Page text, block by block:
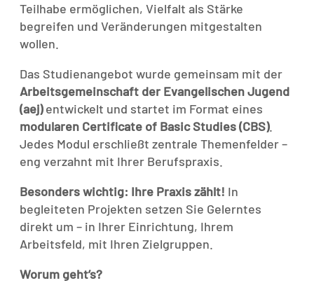
Teilhabe ermöglichen, Vielfalt als Stärke
begreifen und Veränderungen mitgestalten
wollen.
Das Studienangebot wurde gemeinsam mit der
Arbeitsgemeinschaft der Evangelischen Jugend
(aej)entwickelt und startet im Format eines
modularen Certificate of Basic Studies (CBS).
Jedes Modul erschließt zentrale Themenfelder –
eng verzahnt mit Ihrer Berufspraxis.
Besonders wichtig: Ihre Praxis zählt! In
begleiteten Projekten setzen Sie Gelerntes
direkt um – in Ihrer Einrichtung, Ihrem
Arbeitsfeld, mit Ihren Zielgruppen.
Worum geht’s?